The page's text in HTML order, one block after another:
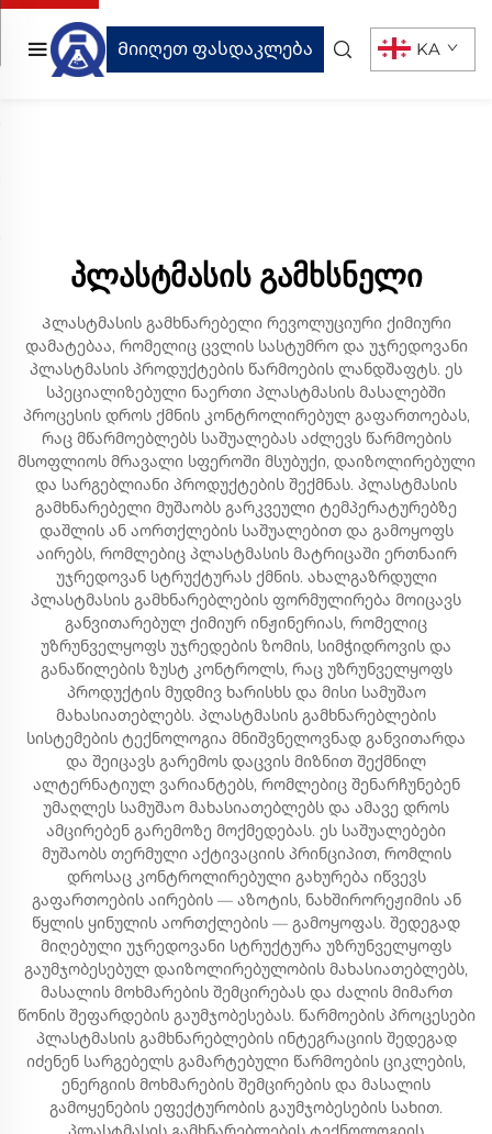
Მიიღეთ ფასდაკლება KA
პლასტმასის გამხსნელი
Პლასტმასის გამხნარებელი რევოლუციური ქიმიური
დამატებაა, რომელიც ცვლის სასტუმრო და უჯრედოვანი
პლასტმასის პროდუქტების წარმოების ლანდშაფტს. ეს
სპეციალიზებული ნაერთი პლასტმასის მასალებში
პროცესის დროს ქმნის კონტროლირებულ გაფართოებას,
რაც მწარმოებლებს საშუალებას აძლევს წარმოების
მსოფლიოს მრავალი სფეროში მსუბუქი, დაიზოლირებული
და სარგებლიანი პროდუქტების შექმნას. პლასტმასის
გამხნარებელი მუშაობს გარკვეული ტემპერატურებზე
დაშლის ან აორთქლების საშუალებით და გამოყოფს
აირებს, რომლებიც პლასტმასის მატრიცაში ერთნაირ
უჯრედოვან სტრუქტურას ქმნის. ახალგაზრდული
პლასტმასის გამხნარებლების ფორმულირება მოიცავს
განვითარებულ ქიმიურ ინჟინერიას, რომელიც
უზრუნველყოფს უჯრედების ზომის, სიმჭიდროვის და
განაწილების ზუსტ კონტროლს, რაც უზრუნველყოფს
პროდუქტის მუდმივ ხარისხს და მისი სამუშაო
მახასიათებლებს. პლასტმასის გამხნარებლების
სისტემების ტექნოლოგია მნიშვნელოვნად განვითარდა
და შეიცავს გარემოს დაცვის მიზნით შექმნილ
ალტერნატიულ ვარიანტებს, რომლებიც შენარჩუნებენ
უმაღლეს სამუშაო მახასიათებლებს და ამავე დროს
ამცირებენ გარემოზე მოქმედებას. ეს საშუალებები
მუშაობს თერმული აქტივაციის პრინციპით, რომლის
დროსაც კონტროლირებული გახურება იწვევს
გაფართოების აირების — აზოტის, ნახშირორეჟიმის ან
წყლის ყინულის აორთქლების — გამოყოფას. შედეგად
მიღებული უჯრედოვანი სტრუქტურა უზრუნველყოფს
გაუმჯობესებულ დაიზოლირებულობის მახასიათებლებს,
მასალის მოხმარების შემცირებას და ძალის მიმართ
წონის შეფარდების გაუმჯობესებას. წარმოების პროცესები
პლასტმასის გამხნარებლების ინტეგრაციის შედეგად
იძენენ სარგებელს გამარტებული წარმოების ციკლების,
ენერგიის მოხმარების შემცირების და მასალის
გამოყენების ეფექტურობის გაუმჯობესების სახით.